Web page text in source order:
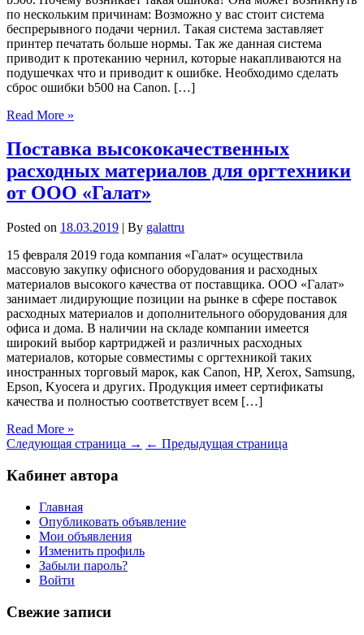
по нескольким причинам: Возможно у вас стоит система
беспрерывного подачи чернил. Такая система заставляет
принтер печатать больше нормы. Так же данная система
приводит к протеканию чернил, которые накапливаются на
подушечках что и приводит к ошибке. Необходимо сделать
сброс ошибки b500 на Canon. […]
Read More »
Поставка высококачественных
расходных материалов для оргтехники
от ООО «Галат»
Posted on 18.03.2019 | By galattru
15 февраля 2019 года компания «Галат» осуществила
массовую закупку офисного оборудования и расходных
материалов высокого качества от поставщика. ООО «Галат»
занимает лидирующие позиции на рынке в сфере поставок
расходных материалов и дополнительного оборудования для
офиса и дома. В наличии на складе компании имеется
широкий выбор картриджей и различных расходных
материалов, которые совместимы с оргтехникой таких
иностранных торговый марок, как Canon, HP, Xerox, Samsung,
Epson, Kyocera и других. Продукция имеет сертификаты
качества и полностью соответствует всем […]
Read More »
Следующая страница → ← Предыдущая страница
Кабинет автора
Главная
Опубликовать объявление
Мои объявления
Изменить профиль
Забыли пароль?
Войти
Свежие записи